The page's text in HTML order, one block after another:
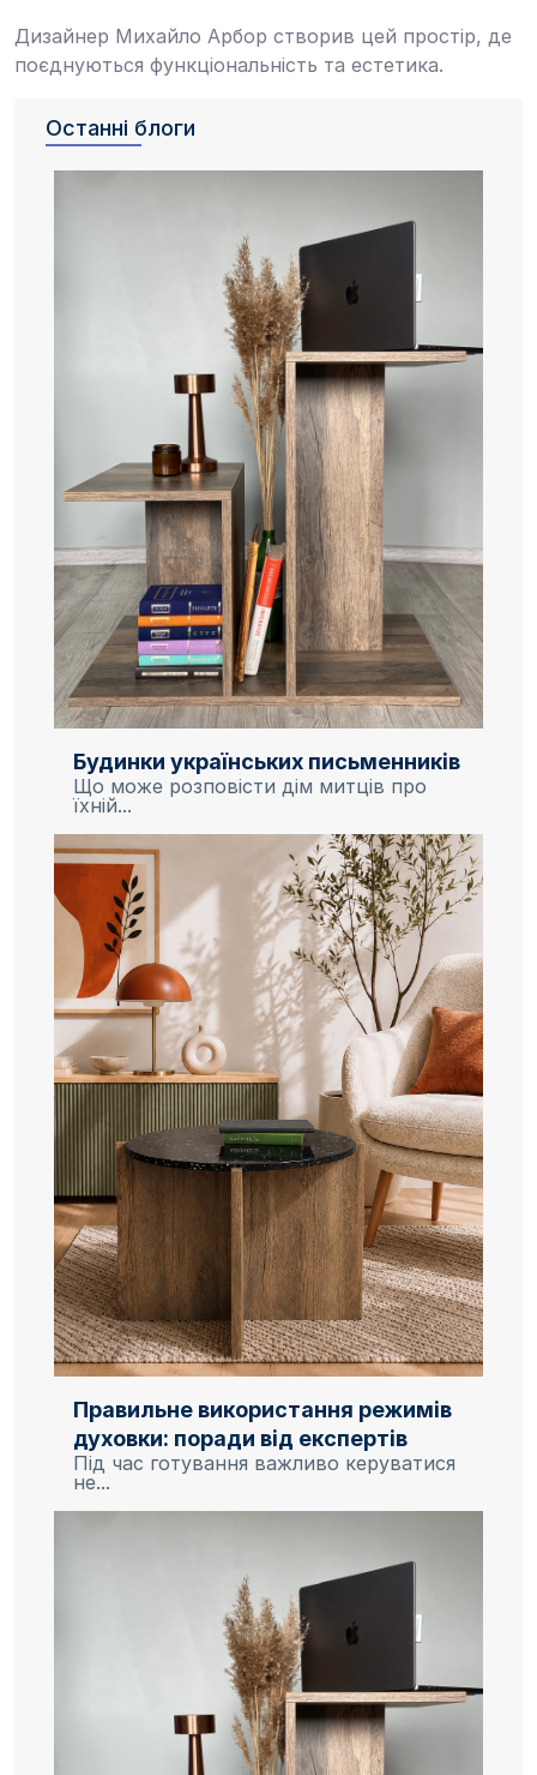
Дизайнер Михайло Арбор створив цей простір, де
поєднуються функціональність та естетика.
Останні блоги
Будинки українських письменників
Що може розповісти дім митців про
їхній...
Правильне використання режимів
духовки: поради від експертів
Під час готування важливо керуватися
не...